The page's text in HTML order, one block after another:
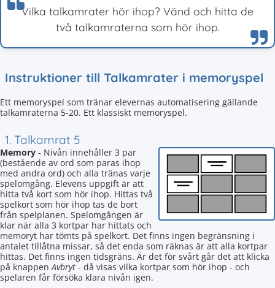
Vilka talkamrater hör ihop? Vänd och hitta de
två talkamraterna som hör ihop.
Instruktioner till Talkamrater i memoryspel
Ett memoryspel som tränar elevernas automatisering gällande
talkamraterna 5-20. Ett klassiskt memoryspel.
1. Talkamrat 5
Memory - Nivån innehåller 3 par
(bestående av ord som paras ihop
med andra ord) och alla tränas varje
spelomgång. Elevens uppgift är att
hitta två kort som hör ihop. Hittas två
spelkort som hör ihop tas de bort
från spelplanen. Spelomgången är
klar när alla 3 kortpar har hittats och
memoryt har tömts på spelkort. Det finns ingen begränsning i
antalet tillåtna missar, så det enda som räknas är att alla kortpar
hittas. Det finns ingen tidsgräns. Är det för svårt går det att klicka
på knappenAvbryt - då visas vilka kortpar som hör ihop - och
spelaren får försöka klara nivån igen.